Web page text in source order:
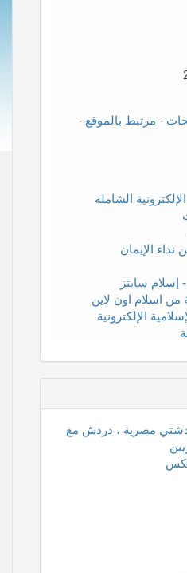
- مرتبط بالموقع -
الشاملة
نداء الإيمان
- إسلام سايتز
من اسلام اون لاين
الإلكترونية
مصرية ، دردش مع